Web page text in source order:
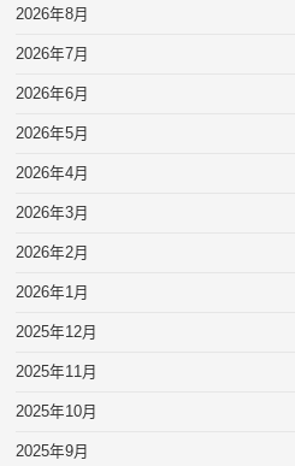
2026年8月
2026年7月
2026年6月
2026年5月
2026年4月
2026年3月
2026年2月
2026年1月
2025年12月
2025年11月
2025年10月
2025年9月